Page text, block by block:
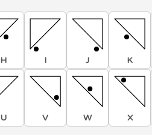
H I J K
U V W X